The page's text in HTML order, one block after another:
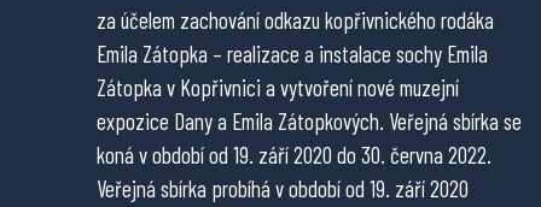
za účelem zachování odkazu kopřivnického rodáka
Emila Zátopka – realizace a instalace sochy Emila
Zátopka v Kopřivnici a vytvoření nové muzejní
expozice Dany a Emila Zátopkových. Veřejná sbírka se
koná v období od 19. září 2020 do 30. června 2022.
Veřejná sbírka probíhá v období od 19. září 2020